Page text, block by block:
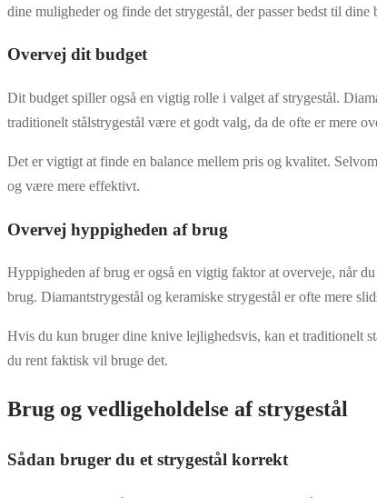
dine muligheder og finde det strygestål, der passer bedst til dine
Overvej dit budget
Dit budget spiller også en vigtig rolle i valget af strygestål.
traditionelt stålstrygestål være et godt valg, da de ofte er mere
Det er vigtigt at finde en balance mellem pris og kvalitet.
og være mere effektivt.
Overvej hyppigheden af brug
Hyppigheden af brug er også en vigtig faktor at overveje, når
brug. Diamantstrygestål og keramiske strygestål er ofte mere
Hvis du kun bruger dine knive lejlighedsvis, kan et traditionelt
du rent faktisk vil bruge det.
Brug og vedligeholdelse af strygestål
Sådan bruger du et strygestål korrekt